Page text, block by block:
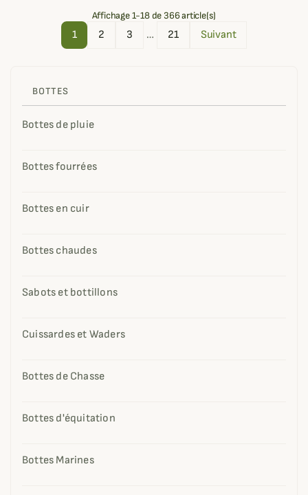
BOTTES
Bottes de pluie
Bottes fourrées
Bottes en cuir
Bottes chaudes
Sabots et bottillons
Cuissardes et Waders
Bottes de Chasse
Bottes d'équitation
Bottes Marines
Affichage 1-18 de 366 article(s)
1 2 3 … 21 Suivant